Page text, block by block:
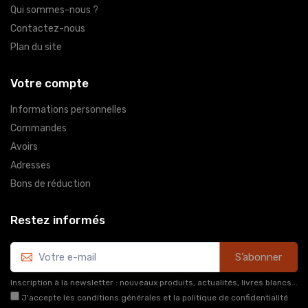
Qui sommes-nous ?
Contactez-nous
Plan du site
Votre compte
Informations personnelles
Commandes
Avoirs
Adresses
Bons de réduction
Restez informés
S’abonner
Inscription à la newsletter : nouveaux produits, actualités, livres blancs...
J'accepte les conditions générales et la politique de confidentialité